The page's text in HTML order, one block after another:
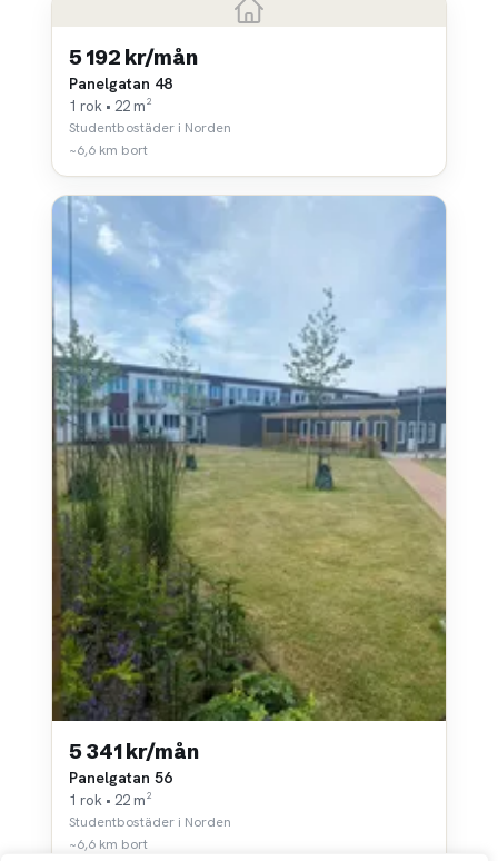
5 192 kr/mån
Panelgatan 48
1 rok • 22 m²
Studentbostäder i Norden
~6,6 km bort
5 341 kr/mån
Panelgatan 56
1 rok • 22 m²
Studentbostäder i Norden
~6,6 km bort